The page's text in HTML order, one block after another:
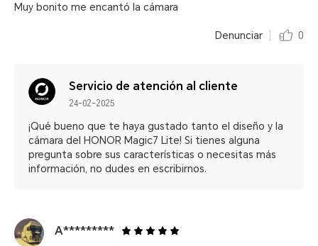
Muy bonito me encantó la cámara
Denunciar 0
Servicio de atención al cliente
24-02-2025
¡Qué bueno que te haya gustado tanto el diseño y la
cámara del HONOR Magic7 Lite! Si tienes alguna
pregunta sobre sus características o necesitas más
información, no dudes en escribirnos.
A*********